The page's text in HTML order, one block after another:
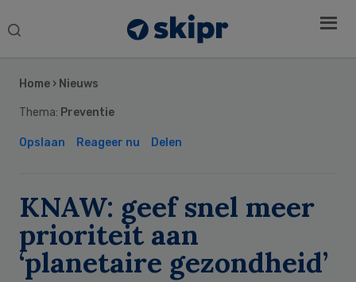
Search
Home › Nieuws
Thema: Preventie
Opslaan Reageer nu Delen
KNAW: geef snel meer
prioriteit aan
‘planetaire gezondheid’
Sidebar